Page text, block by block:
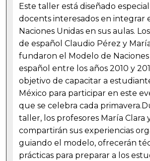
Este taller está diseñado
docents interesados en integrar
Naciones Unidas en sus aulas.
de español Claudio Pérez y
fundaron el Modelo de Naciones
español entre los años 2010 y
objetivo de capacitar a
México para participar en este
que se celebra cada
taller, los profesores María Clara
compartirán sus experiencias
guiando el modelo, ofrecerán
prácticas para preparar a los